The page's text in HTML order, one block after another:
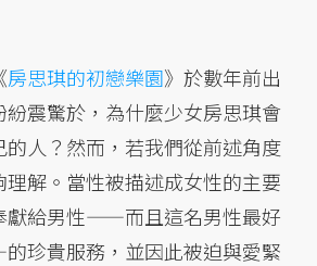
房思琪的初戀樂園》於數年前出
震驚於，為什麼少女房思琪會
的人？然而，若我們從前述角度
理解。當性被描述成女性的主要
獻給男性——而且這名男性最好
珍貴服務，並因此被迫與愛緊